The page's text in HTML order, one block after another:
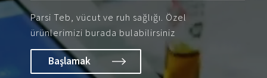
Parsi Teb, vücut ve ruh sağlığı. Özel
ürünlerimizi burada bulabilirsiniz
Başlamak